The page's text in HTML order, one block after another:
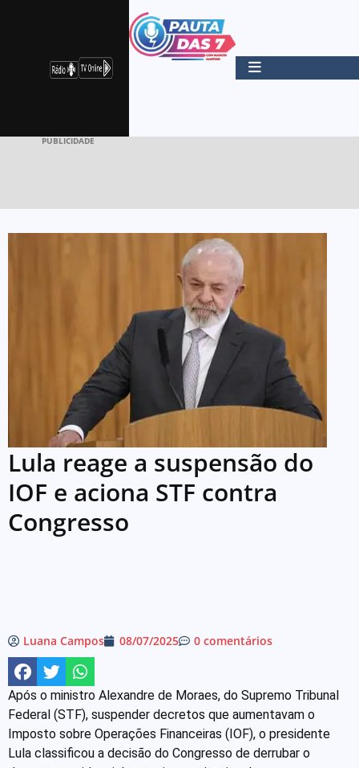
PUBLICIDADE
Lula reage a suspensão do
IOF e aciona STF contra
Congresso
Luana Campos 08/07/2025 0 comentários
Após o ministro Alexandre de Moraes, do Supremo Tribunal
Federal (STF), suspender decretos que aumentavam o
Imposto sobre Operações Financeiras (IOF), o presidente
Lula classificou a decisão do Congresso de derrubar o